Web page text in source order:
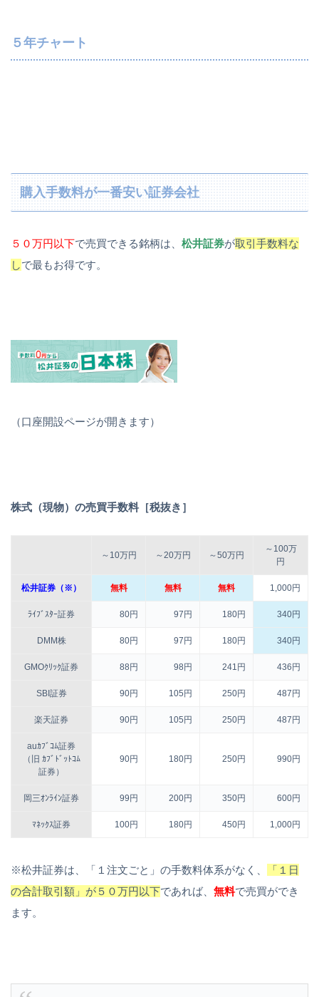
５年チャート
購入手数料が一番安い証券会社
５０万円以下で売買できる銘柄は、 松井証券が取引手数料な
しで最もお得です。
（口座開設ページが開きます）
株式（現物）の売買手数料［税抜き］
～10万円 ～20万円 ～50万円
～100万
円
松井証券（※） 無料 無料 無料 1,000円
ﾗｲﾌﾞｽﾀｰ証券 80円 97円 180円 340円
DMM株 80円 97円 180円 340円
GMOｸﾘｯｸ証券 88円 98円 241円 436円
SBI証券 90円 105円 250円 487円
楽天証券 90円 105円 250円 487円
auｶﾌﾞｺﾑ証券
（旧 ｶﾌﾞﾄﾞｯﾄｺﾑ
証券）
90円 180円 250円 990円
岡三ｵﾝﾗｲﾝ証券 99円 200円 350円 600円
ﾏﾈｯｸｽ証券 100円 180円 450円 1,000円
※松井証券は、「１注文ごと」の手数料体系がなく、
「１日
の合計取引額」が５０万円以下であれば、 無料で売買ができ
ます。